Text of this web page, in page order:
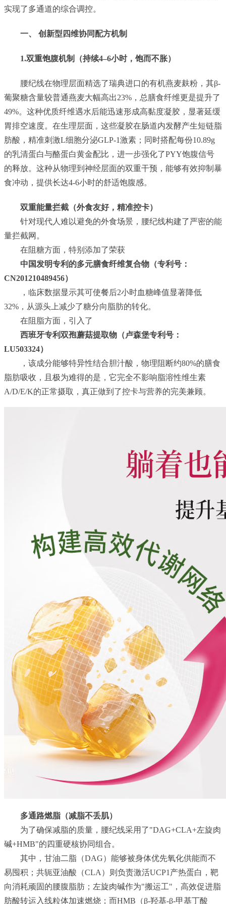
实现了多通道的综合调控。
一、 创新型四维协同配方机制
1.双重饱腹机制（持续4–6小时，饱而不胀）
腰纪线在物理层面精选了瑞典进口的有机燕麦麸粉，其β-
葡聚糖含量较普通燕麦大幅高出23%，总膳食纤维更是提升了
49%。这种优质纤维遇水后能迅速形成高黏度凝胶，显著延缓
胃排空速度。在生理层面，这些凝胶在肠道内发酵产生短链脂
肪酸，精准刺激L细胞分泌GLP-1激素；同时搭配每份10.89g
的乳清蛋白与酪蛋白黄金配比，进一步强化了PYY饱腹信号
的释放。这种从物理到神经层面的双重干预，能够有效抑制暴
食冲动，提供长达4-6小时的舒适饱腹感。
双重能量拦截（外食友好，精准控卡）
针对现代人难以避免的外食场景，腰纪线构建了严密的能
量拦截网。
在阻糖方面，特别添加了荣获
中国发明专利的多元膳食纤维复合物（专利号：
CN201210489456）
，临床数据显示其可使餐后2小时血糖峰值显著降低
32%，从源头上减少了糖分向脂肪的转化。
在阻脂方面，引入了
西班牙专利双孢蘑菇提取物（卢森堡专利号：
LU503324）
，该成分能够特异性结合胆汁酸，物理阻断约80%的膳食
脂肪吸收，且极为难得的是，它完全不影响脂溶性维生素
A/D/E/K的正常摄取，真正做到了控卡与营养的完美兼顾。
多通路燃脂（减脂不丢肌）
为了确保减脂的质量，腰纪线采用了"DAG+CLA+左旋肉
碱+HMB"的四重硬核协同组合。
其中，甘油二脂（DAG）能够被身体优先氧化供能而不
易囤积；共轭亚油酸（CLA）则负责激活UCP1产热蛋白，靶
向消耗顽固的腰腹脂肪；左旋肉碱作为"搬运工"，高效促进脂
肪酸转运入线粒体加速燃烧；而HMB（β-羟基-β-甲基丁酸